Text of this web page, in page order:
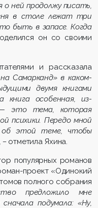
о ней продолжу писать,
в столе лежат три
быть в запасе. Когда
он со своими
и рассказала
Самарканд» в каком-
двумя книгами
особенная, из-
это тема, которая
психики. Передо мной
об этой теме, чтобы
– отметила Яхина.
популярных романов
проект «Одинокий
полного собрания
предложило мне
подумала: «Ну,